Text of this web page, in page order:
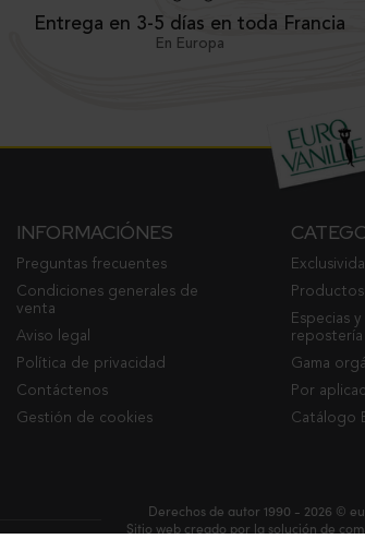
Entrega en 3-5 días en toda Francia
En Europa
INFORMACIÓNES
Preguntas frecuentes
Condiciones generales de
venta
Aviso legal
Política de privacidad
Contáctenos
Gestión de cookies
Especias
repostería
Gama
Por
Catálogo
Derechos de autor 1990 - 2026 ©
Sitio web creado por la solución de